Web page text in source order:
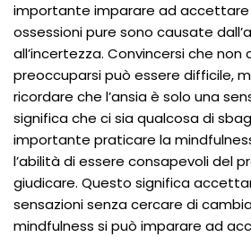
importante imparare ad accettare
ossessioni pure sono causate
all’incertezza. Convincersi che non
preoccuparsi può essere difficile,
ricordare che l’ansia è solo una
significa che ci sia qualcosa di
importante praticare la
l’abilità di essere consapevoli del
giudicare. Questo significa
sensazioni senza cercare di
mindfulness si può imparare ad